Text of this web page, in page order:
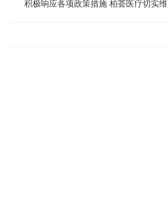
​积极响应各项政策措施 柏荟医疗切实维